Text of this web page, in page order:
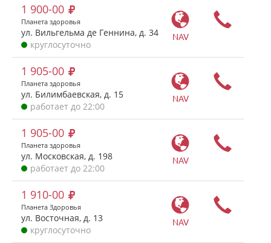
NAV
1 900-00
Планета здоровья
ул. Вильгельма де Геннина, д. 34
круглосуточно
NAV
1 905-00
Планета здоровья
ул. Билимбаевская, д. 15
работает до 22:00
NAV
1 905-00
Планета здоровья
ул. Московская, д. 198
работает до 22:00
NAV
1 910-00
Планета Здоровья
ул. Восточная, д. 13
круглосуточно